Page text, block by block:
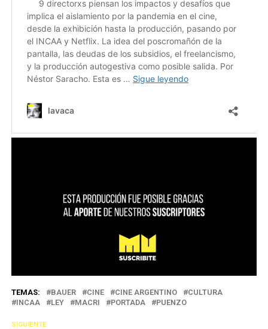
TEMAS: BAUER CINE CINE ARGENTINO
CULTURA
INCAA
LEY MACRI PORTADA PUENZO
SIGUIENTE